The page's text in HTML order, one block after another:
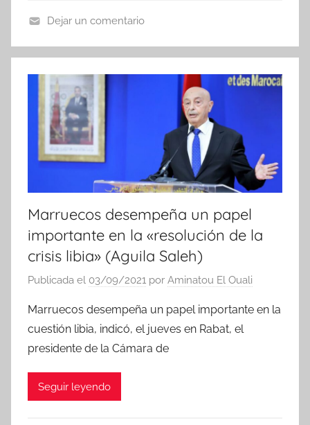
o
t
Dejar un comentario
Marruecos desempeña un papel
importante en la «resolución de la
crisis libia» (Aguila Saleh)
Publicada el 03/09/2021 por Aminatou El Ouali
Marruecos desempeña un papel importante en la
cuestión libia, indicó, el jueves en Rabat, el
presidente de la Cámara de
Seguir leyendo